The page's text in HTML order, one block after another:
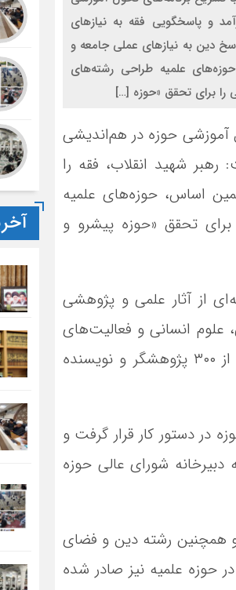
و پاسخگویی فقه به نیازهای
دین به نیازهای عملی جامعه و
علمیه طراحی رشته‌های
برای تحقق «حوزه […]
آموزشی حوزه در هم‌اندیشی
شهید انقلاب، فقه را
اساس، حوزه‌های علمیه
تحقق «حوزه پیشرو و
از آثار علمی و پژوهشی
علوم انسانی و فعالیت‌های
آموزشی، پژوهشی و تبلیغی رونمایی شد که حاصل همکاری بیش از ۳۰۰ پژوهشگر و نویسنده
در دستور کار قرار گرفت و
شورای عالی حوزه
و همچنین رشته دین و فضای
حوزه علمیه نیز صادر شده